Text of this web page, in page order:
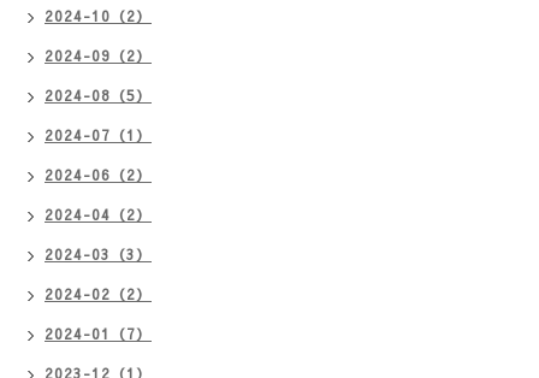
2024-10（2）
2024-09（2）
2024-08（5）
2024-07（1）
2024-06（2）
2024-04（2）
2024-03（3）
2024-02（2）
2024-01（7）
2023-12（1）